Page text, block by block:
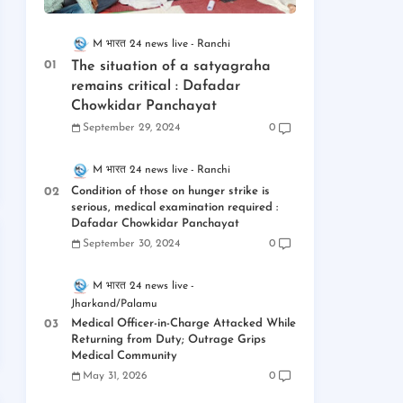
M भारत 24 news live Ranchi
The situation of a satyagraha
remains critical : Dafadar
Chowkidar Panchayat
September 29, 2024 0
M भारत 24 news live Ranchi
Condition of those on hunger strike is
serious, medical examination required :
Dafadar Chowkidar Panchayat
September 30, 2024 0
M भारत 24 news live
Jharkand/Palamu
Medical Officer-in-Charge Attacked While
Returning from Duty; Outrage Grips
Medical Community
May 31, 2026 0